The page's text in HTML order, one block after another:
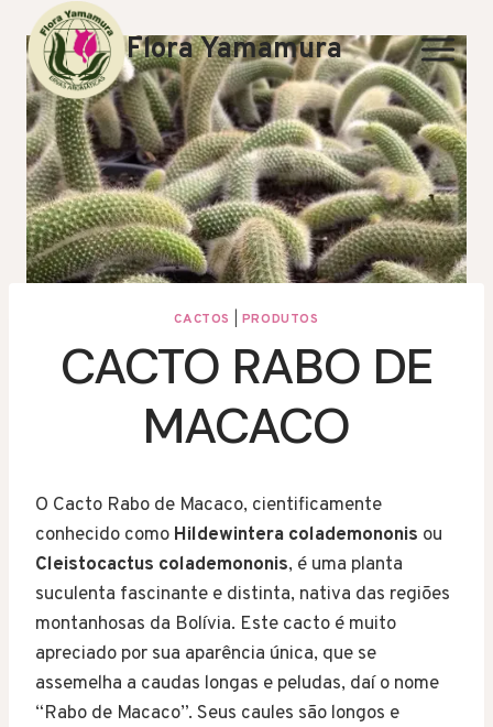
content
Flora Yamamura
CACTOS PRODUTOS
CACTO RABO DE
MACACO
O Cacto Rabo de Macaco, cientificamente
conhecido como Hildewintera colademononis ou
Cleistocactus colademononis, é uma planta
suculenta fascinante e distinta, nativa das regiões
montanhosas da Bolívia. Este cacto é muito
apreciado por sua aparência única, que se
assemelha a caudas longas e peludas, daí o nome
“Rabo de Macaco”. Seus caules são longos e